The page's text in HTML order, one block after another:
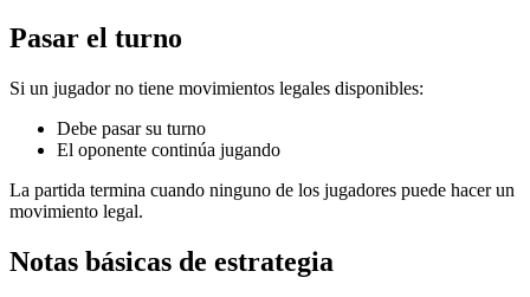
Pasar el turno
Si un jugador no tiene movimientos legales disponibles:
Debe pasar su turno
El oponente continúa jugando
La partida termina cuando ninguno de los jugadores puede hacer un
movimiento legal.
Notas básicas de estrategia